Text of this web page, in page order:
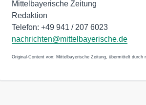
Mittelbayerische Zeitung
Redaktion
Telefon: +49 941 / 207 6023
nachrichten@mittelbayerische.de
Original-Content von: Mittelbayerische Zeitung, übermittelt durch